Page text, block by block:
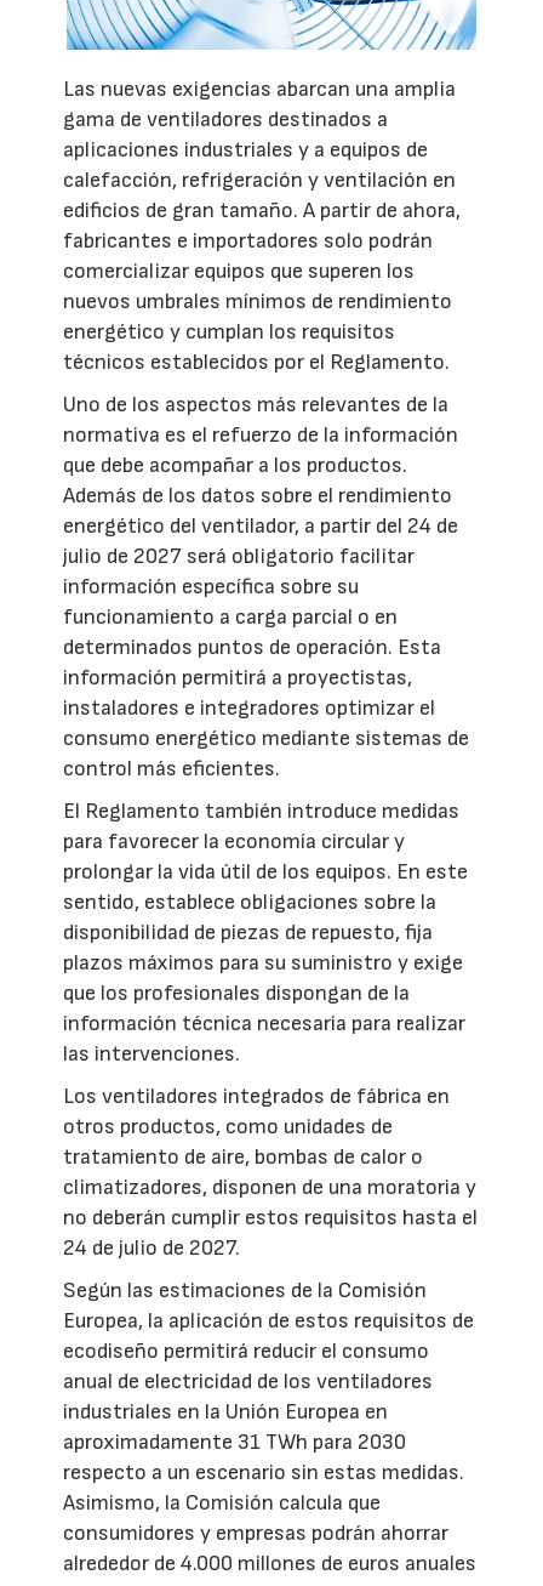
Las nuevas exigencias abarcan una amplia
gama de ventiladores destinados a
aplicaciones industriales y a equipos de
calefacción, refrigeración y ventilación en
edificios de gran tamaño. A partir de ahora,
fabricantes e importadores solo podrán
comercializar equipos que superen los
nuevos umbrales mínimos de rendimiento
energético y cumplan los requisitos
técnicos establecidos por el Reglamento.
Uno de los aspectos más relevantes de la
normativa es el refuerzo de la información
que debe acompañar a los productos.
Además de los datos sobre el rendimiento
energético del ventilador, a partir del 24 de
julio de 2027 será obligatorio facilitar
información específica sobre su
funcionamiento a carga parcial o en
determinados puntos de operación. Esta
información permitirá a proyectistas,
instaladores e integradores optimizar el
consumo energético mediante sistemas de
control más eficientes.
El Reglamento también introduce medidas
para favorecer la economía circular y
prolongar la vida útil de los equipos. En este
sentido, establece obligaciones sobre la
disponibilidad de piezas de repuesto, fija
plazos máximos para su suministro y exige
que los profesionales dispongan de la
información técnica necesaria para realizar
las intervenciones.
Los ventiladores integrados de fábrica en
otros productos, como unidades de
tratamiento de aire, bombas de calor o
climatizadores, disponen de una moratoria y
no deberán cumplir estos requisitos hasta el
24 de julio de 2027.
Según las estimaciones de la Comisión
Europea, la aplicación de estos requisitos de
ecodiseño permitirá reducir el consumo
anual de electricidad de los ventiladores
industriales en la Unión Europea en
aproximadamente 31 TWh para 2030
respecto a un escenario sin estas medidas.
Asimismo, la Comisión calcula que
consumidores y empresas podrán ahorrar
alrededor de 4.000 millones de euros anuales